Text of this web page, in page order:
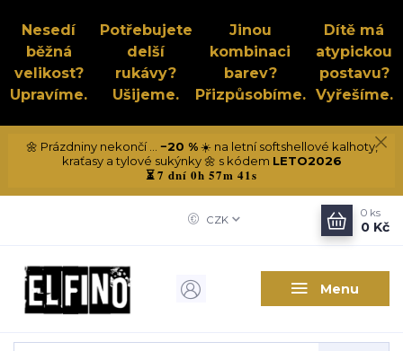
Nesedí
běžná
velikost?
Upravíme.
Potřebujete
delší
rukávy?
Ušijeme.
Jinou
kombinaci
barev?
Přizpůsobíme.
Dítě má
atypickou
postavu?
Vyřešíme.
🌼 Prázdniny nekončí ... −20 %☀️ na letní softshellové kalhoty,
kraťasy a tylové sukýnky 🌼 s kódem LETO2026
⏳7 dní 0h 57m 41s
Menu
CZK
0 ks
0 Kč